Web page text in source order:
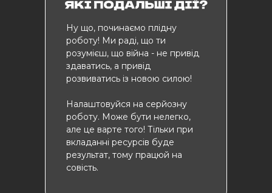
Ну що, починаємо плідну
роботу! Ми раді, що ти
розумієш, що війна - не привід
здаватись, а привід
розвиватись із новою силою!
Налаштовуйся на серйозну
роботу. Може бути нелегко,
але це варте того! Тільки при
вкладанні ресурсів буде
результат, тому працюй на
совість.